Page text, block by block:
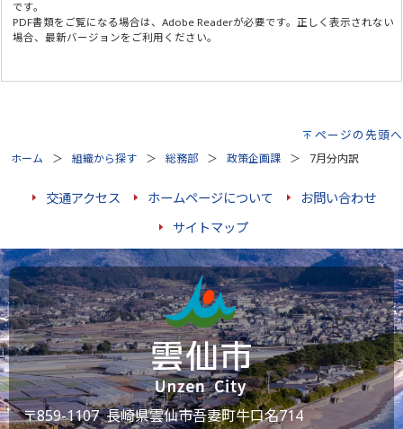
です。
PDF書類をご覧になる場合は、Adobe Readerが必要です。正しく表示されない
場合、最新バージョンをご利用ください。
ページの先頭へ
ホーム 組織から探す 総務部 政策企画課 7月分内訳
交通アクセス ホームページについて
お問い合わせ
サイトマップ
〒859-1107 長崎県雲仙市吾妻町牛口名714